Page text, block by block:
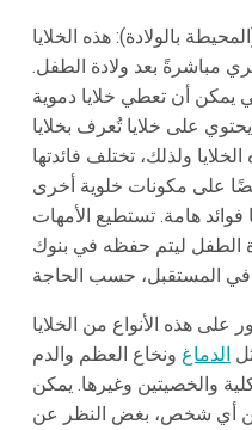
بالولادة): هذه الخلايا
مباشرةً بعد ولادة الطفل.
يمكن أن تعطي خلايا دموية
على خلايا تُعرف بخلايا
ولذلك، تختلف فائدتها
على مكونات خلوية أخرى
فوائد هامة. تستطيع الأمهات
الطفل ليتم حفظه في بنوك
على هذه الأنواع من الخلايا
الدماغ ونخاع العظم والدم
والخصيتين وغيرها. يمكن
من أي شخص، بغض النظر عن